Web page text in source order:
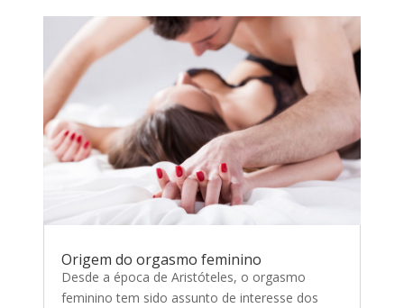
Origem do orgasmo feminino
Desde a época de Aristóteles, o orgasmo
feminino tem sido assunto de interesse dos